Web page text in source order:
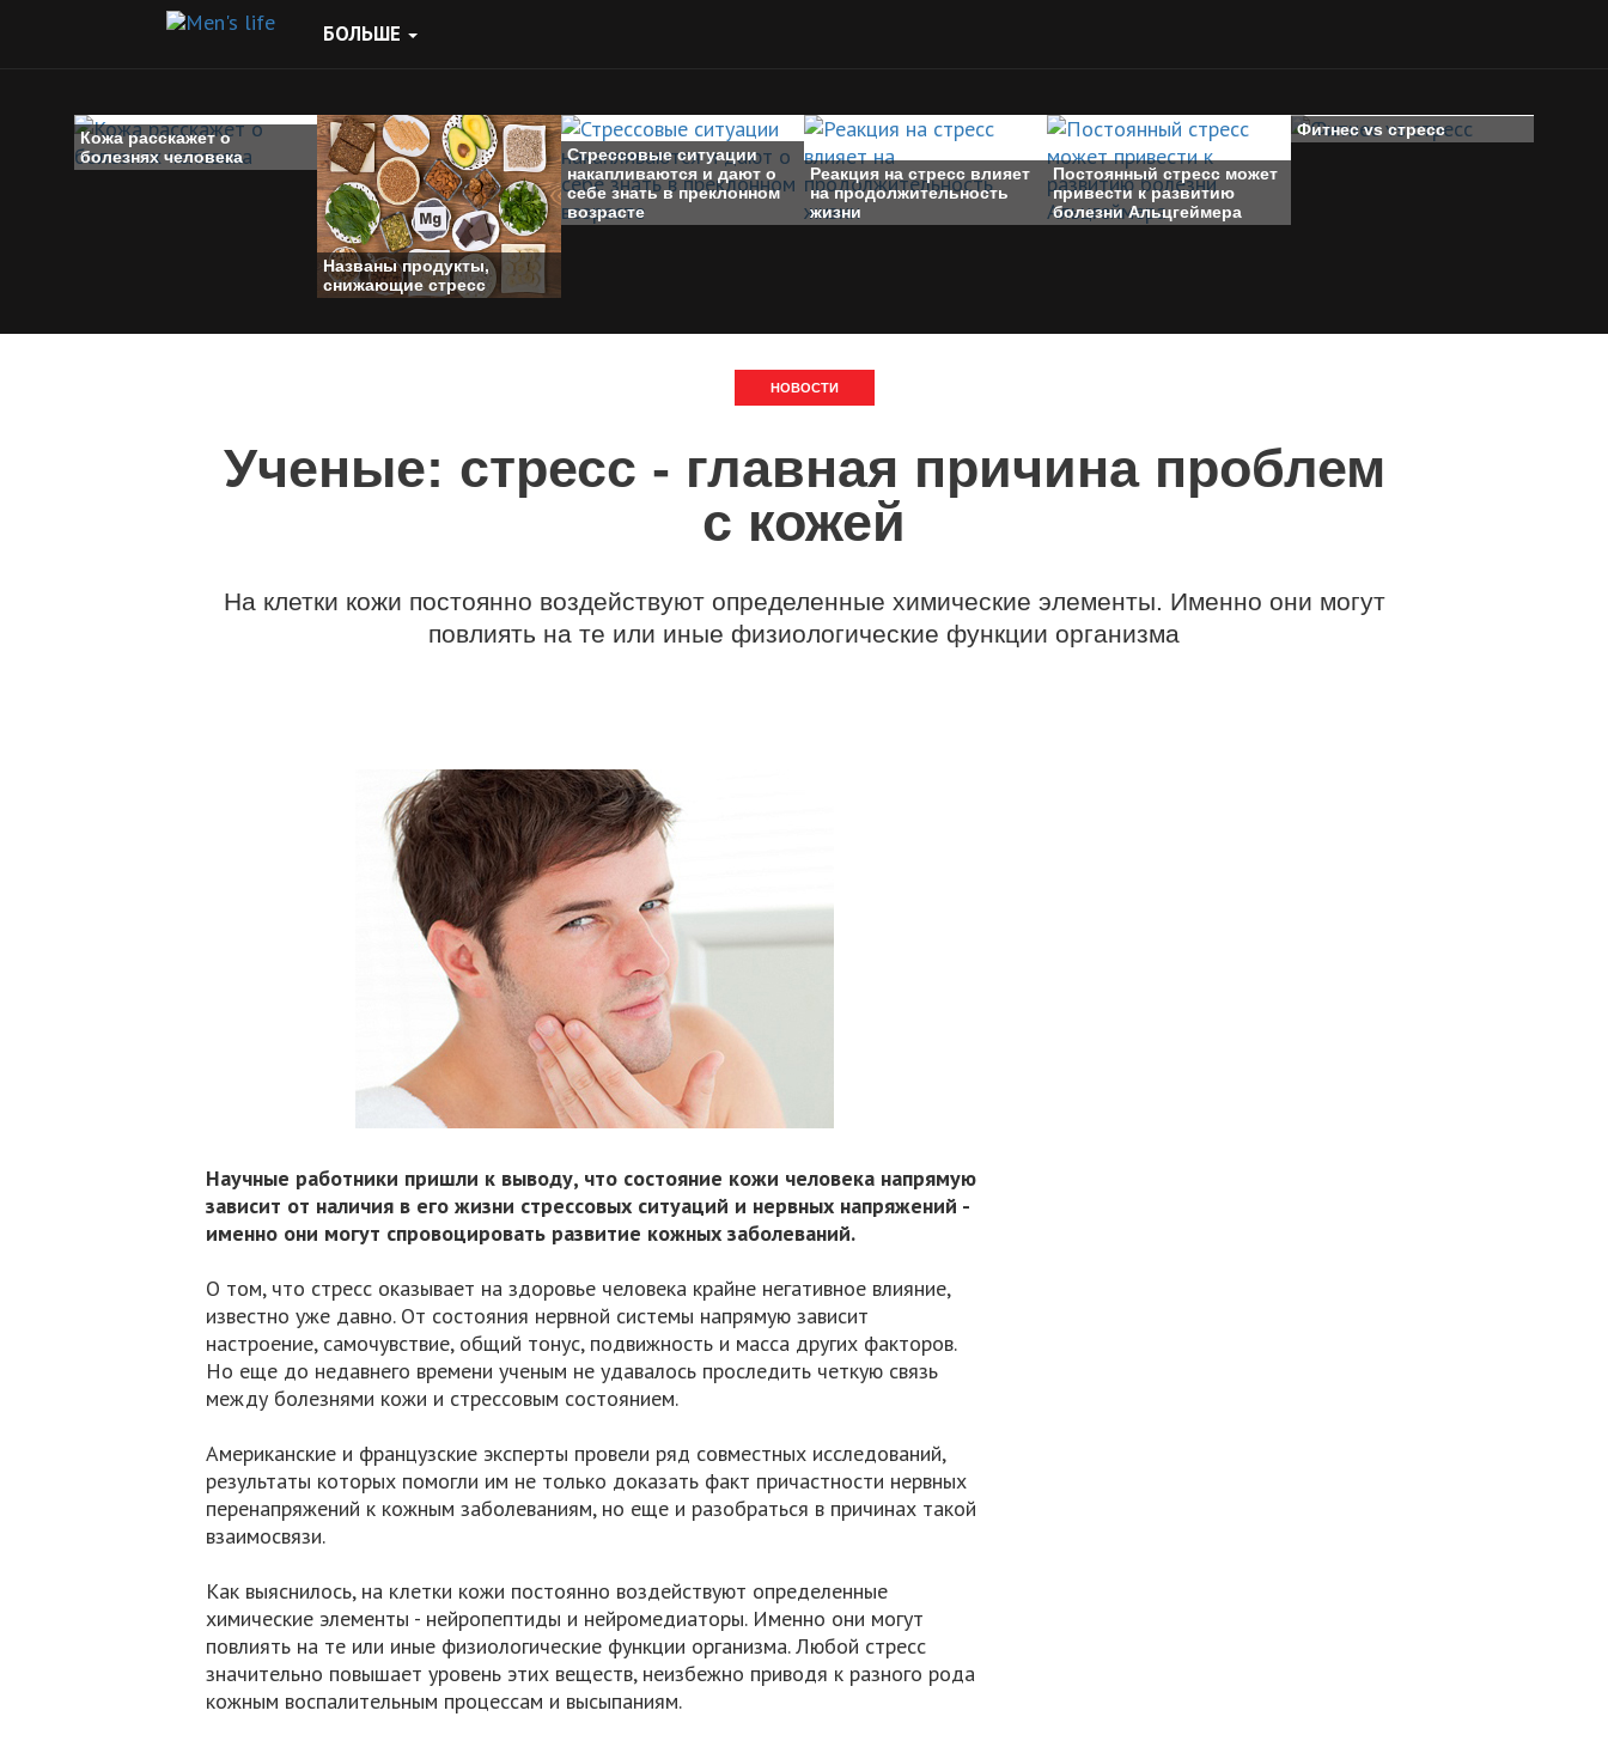
БОЛЬШЕ
Кожа расскажет о
болезнях человека
Названы продукты,
снижающие стресс
Стрессовые ситуации
накапливаются и дают о
себе знать в преклонном
возрасте
Реакция на стресс влияет
на продолжительность
жизни
Постоянный стресс может
привести к развитию
болезни Альцгеймера
Фитнес vs стресс
НОВОСТИ
Ученые: стресс - главная причина проблем
с кожей
На клетки кожи постоянно воздействуют определенные химические элементы. Именно они могут
повлиять на те или иные физиологические функции организма
Научные работники пришли к выводу, что состояние кожи человека напрямую
зависит от наличия в его жизни стрессовых ситуаций и нервных напряжений -
именно они могут спровоцировать развитие кожных заболеваний.
О том, что стресс оказывает на здоровье человека крайне негативное влияние,
известно уже давно. От состояния нервной системы напрямую зависит
настроение, самочувствие, общий тонус, подвижность и масса других факторов.
Но еще до недавнего времени ученым не удавалось проследить четкую связь
между болезнями кожи и стрессовым состоянием.
Американские и французские эксперты провели ряд совместных исследований,
результаты которых помогли им не только доказать факт причастности нервных
перенапряжений к кожным заболеваниям, но еще и разобраться в причинах такой
взаимосвязи.
Как выяснилось, на клетки кожи постоянно воздействуют определенные
химические элементы - нейропептиды и нейромедиаторы. Именно они могут
повлиять на те или иные физиологические функции организма. Любой стресс
значительно повышает уровень этих веществ, неизбежно приводя к разного рода
кожным воспалительным процессам и высыпаниям.